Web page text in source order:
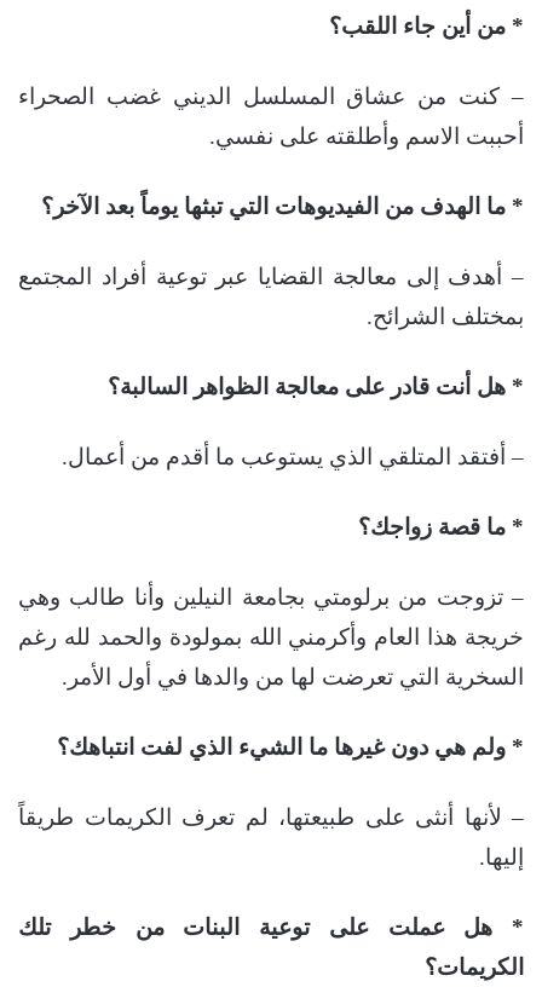
* من أين جاء اللقب؟
– كنت من عشاق المسلسل الديني غضب الصحراء
أحببت الاسم وأطلقته على نفسي.
* ما الهدف من الفيديوهات التي تبثها يوماً بعد الآخر؟
– أهدف إلى معالجة القضايا عبر توعية أفراد المجتمع
بمختلف الشرائح.
* هل أنت قادر على معالجة الظواهر السالبة؟
– أفتقد المتلقي الذي يستوعب ما أقدم من أعمال.
* ما قصة زواجك؟
– تزوجت من برلومتي بجامعة النيلين وأنا طالب وهي
خريجة هذا العام وأكرمني الله بمولودة والحمد لله رغم
السخرية التي تعرضت لها من والدها في أول الأمر.
* ولم هي دون غيرها ما الشيء الذي لفت انتباهك؟
– لأنها أنثى على طبيعتها، لم تعرف الكريمات طريقاً
إليها.
* هل عملت على توعية البنات من خطر تلك
الكريمات؟